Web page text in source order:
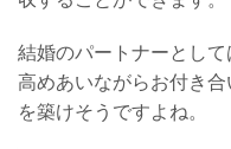
結婚のパートナーとし
高めあいながらお付き
を築けそうですよね。